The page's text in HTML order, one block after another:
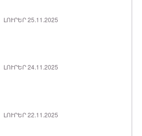
ԼՈՒՐԵՐ 25.11.2025
ԼՈՒՐԵՐ 24.11.2025
ԼՈՒՐԵՐ 22.11.2025